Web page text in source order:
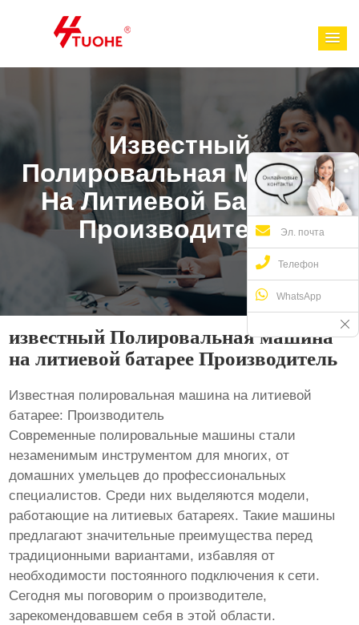
Известный
Полировальная Машина
На Литиевой Батарее
Производитель
известный Полировальная машина
на литиевой батарее Производитель
Известная полировальная машина на литиевой
батарее: Производитель
Современные полировальные машины стали
незаменимым инструментом для многих, от
домашних умельцев до профессиональных
специалистов. Среди них выделяются модели,
работающие на литиевых батареях. Такие машины
предлагают значительные преимущества перед
традиционными вариантами, избавляя от
необходимости постоянного подключения к сети.
Сегодня мы поговорим о производителе,
зарекомендовавшем себя в этой области.
Эл. почта
Телефон
WhatsApp